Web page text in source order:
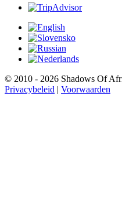
© 2010 - 2026 Shadows Of
Privacybeleid | Voorwaarden